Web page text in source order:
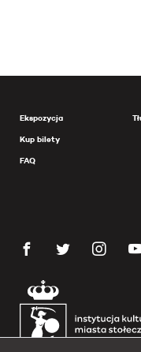
Ekspozycja
Kup bilety
FAQ